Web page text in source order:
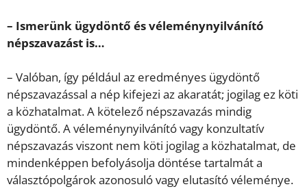
– Ismerünk ügydöntő és véleménynyilvánító
népszavazást is…
– Valóban, így például az eredményes ügydöntő
népszavazással a nép kifejezi az akaratát; jogilag ez köti
a közhatalmat. A kötelező népszavazás mindig
ügydöntő. A véleménynyilvánító vagy konzultatív
népszavazás viszont nem köti jogilag a közhatalmat, de
mindenképpen befolyásolja döntése tartalmát a
választópolgárok azonosuló vagy elutasító véleménye.